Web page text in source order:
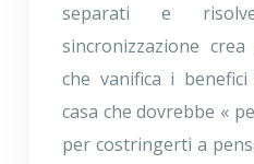
separati e
sincronizzazione
che vanifica i
casa che dovrebbe «
per costringerti a